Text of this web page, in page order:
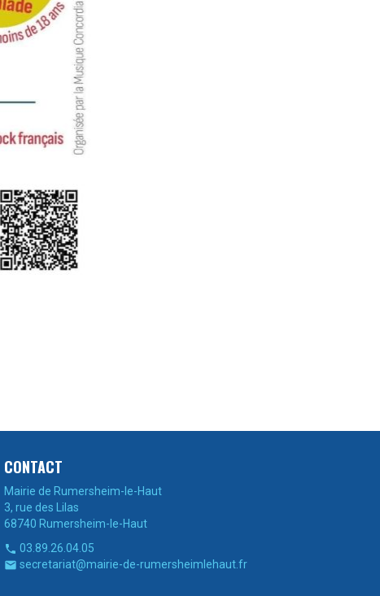
CONTACT
Mairie de Rumersheim-le-Haut
3, rue des Lilas
68740 Rumersheim-le-Haut
 03.89.26.04.05
 secretariat@mairie-de-rumersheimlehaut.fr